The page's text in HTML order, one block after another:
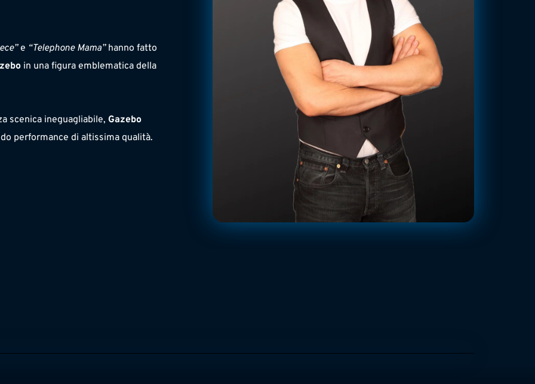
e “Telephone Mama” hanno fatto
in una figura emblematica della
scenica ineguagliabile,
performance di altissima qualità.